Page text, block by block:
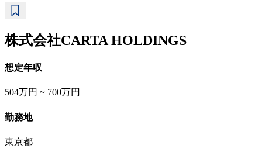
株式会社CARTA HOLDINGS
想定年収
504万円 ~ 700万円
勤務地
東京都